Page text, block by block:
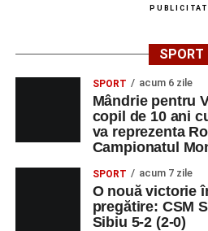
SPORT
SPORT acum 6 zile
Mândrie pentru
copil de 10 ani
va reprezenta
Campionatul
SPORT acum 7 zile
O nouă victorie
pregătire: CSM
Sibiu 5-2 (2-0)